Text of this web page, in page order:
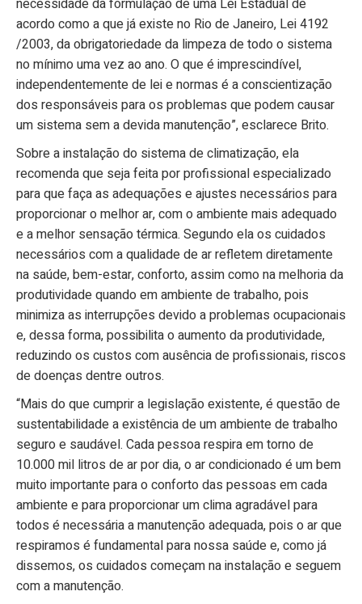
necessidade da formulação de uma Lei Estadual de
acordo como a que já existe no Rio de Janeiro, Lei 4192
/2003, da obrigatoriedade da limpeza de todo o sistema
no mínimo uma vez ao ano. O que é imprescindível,
independentemente de lei e normas é a conscientização
dos responsáveis para os problemas que podem causar
um sistema sem a devida manutenção”, esclarece Brito.
Sobre a instalação do sistema de climatização, ela
recomenda que seja feita por profissional especializado
para que faça as adequações e ajustes necessários para
proporcionar o melhor ar, com o ambiente mais adequado
e a melhor sensação térmica. Segundo ela os cuidados
necessários com a qualidade de ar refletem diretamente
na saúde, bem-estar, conforto, assim como na melhoria da
produtividade quando em ambiente de trabalho, pois
minimiza as interrupções devido a problemas ocupacionais
e, dessa forma, possibilita o aumento da produtividade,
reduzindo os custos com ausência de profissionais, riscos
de doenças dentre outros.
“Mais do que cumprir a legislação existente, é questão de
sustentabilidade a existência de um ambiente de trabalho
seguro e saudável. Cada pessoa respira em torno de
10.000 mil litros de ar por dia, o ar condicionado é um bem
muito importante para o conforto das pessoas em cada
ambiente e para proporcionar um clima agradável para
todos é necessária a manutenção adequada, pois o ar que
respiramos é fundamental para nossa saúde e, como já
dissemos, os cuidados começam na instalação e seguem
com a manutenção.